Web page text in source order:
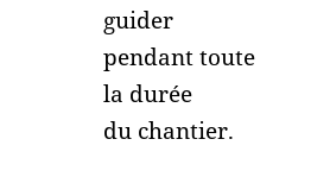
guider
pendant toute
la durée
du chantier.